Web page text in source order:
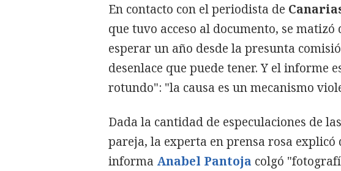
En contacto con el periodista de
que tuvo acceso al documento, se
esperar un año desde la presunta
desenlace que puede tener. Y el informe
rotundo": "la causa es un mecanismo
Dada la cantidad de especulaciones de
pareja, la experta en prensa rosa explicó
informa Anabel Pantoja colgó